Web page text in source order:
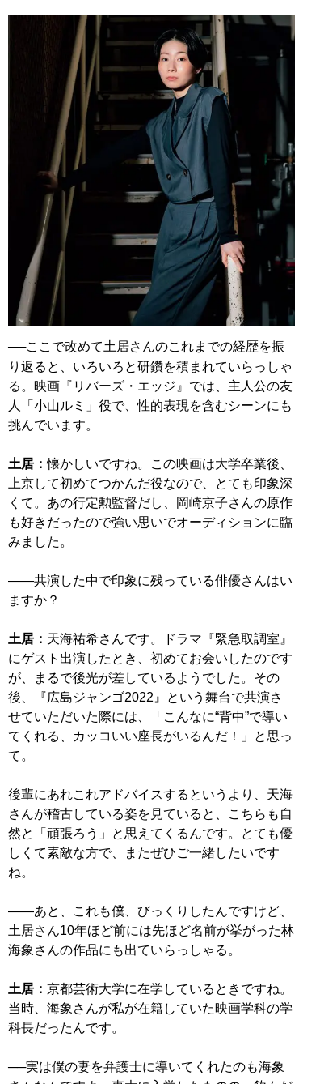
──ここで改めて土居さんのこれまでの経歴を振
り返ると、いろいろと研鑽を積まれていらっしゃ
る。映画『リバーズ・エッジ』では、主人公の友
人「小山ルミ」役で、性的表現を含むシーンにも
挑んでいます。
土居：懐かしいですね。この映画は大学卒業後、
上京して初めてつかんだ役なので、とても印象深
くて。あの行定勲監督だし、岡崎京子さんの原作
も好きだったので強い思いでオーディションに臨
みました。
――共演した中で印象に残っている俳優さんはい
ますか？
土居： 天海祐希さんです。ドラマ『緊急取調室』
にゲスト出演したとき、初めてお会いしたのです
が、まるで後光が差しているようでした。その
後、『広島ジャンゴ2022』という舞台で共演さ
せていただいた際には、「こんなに“背中”で導い
てくれる、カッコいい座長がいるんだ！」と思っ
て。
後輩にあれこれアドバイスするというより、天海
さんが稽古している姿を見ていると、こちらも自
然と「頑張ろう」と思えてくるんです。とても優
しくて素敵な方で、またぜひご一緒したいです
ね。
――あと、これも僕、びっくりしたんですけど、
土居さん10年ほど前には先ほど名前が挙がった林
海象さんの作品にも出ていらっしゃる。
土居： 京都芸術大学に在学しているときですね。
当時、海象さんが私が在籍していた映画学科の学
科長だったんです。
──実は僕の妻を弁護士に導いてくれたのも海象